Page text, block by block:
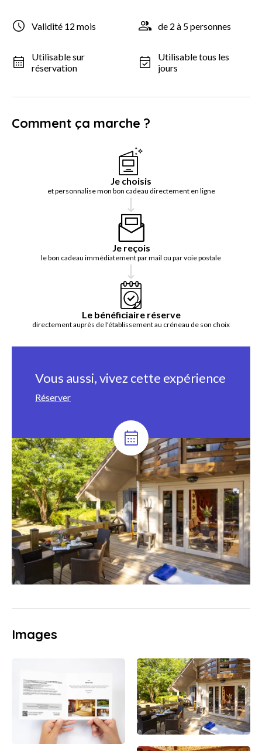
Validité 12 mois de 2 à 5 personnes
Utilisable sur
réservation
Utilisable tous les
jours
Comment ça marche ?
Je choisis
et personnalise mon bon cadeau directement en ligne
Je reçois
le bon cadeau immédiatement par mail ou par voie postale
Le bénéficiaire réserve
directement auprès de l'établissement au créneau de son choix
Vous aussi, vivez cette expérience
Réserver
Images